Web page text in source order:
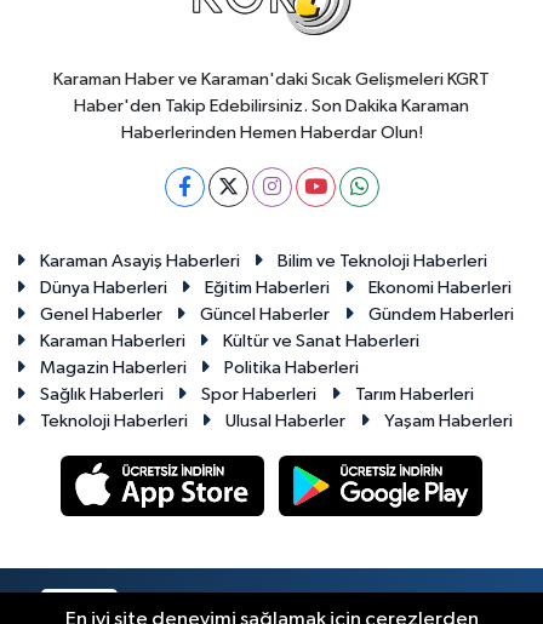
Karaman Haber ve Karaman'daki Sıcak Gelişmeleri KGRT
Haber'den Takip Edebilirsiniz. Son Dakika Karaman
Haberlerinden Hemen Haberdar Olun!
Karaman Asayiş Haberleri
Bilim ve Teknoloji Haberleri
Dünya Haberleri
Eğitim Haberleri
Ekonomi Haberleri
Genel Haberler
Güncel Haberler
Gündem Haberleri
Karaman Haberleri
Kültür ve Sanat Haberleri
Magazin Haberleri
Politika Haberleri
Sağlık Haberleri
Spor Haberleri
Tarım Haberleri
Teknoloji Haberleri
Ulusal Haberler Yaşam Haberleri
En iyi site deneyimi sağlamak için çerezlerden